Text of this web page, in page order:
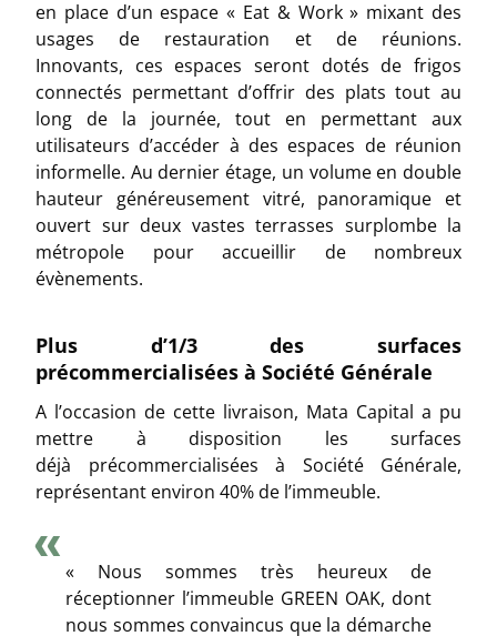
en place d’un espace « Eat & Work » mixant des
usages de restauration et de réunions.
Innovants, ces espaces seront dotés de frigos
connectés permettant d’offrir des plats tout au
long de la journée, tout en permettant aux
utilisateurs d’accéder à des espaces de réunion
informelle. Au dernier étage, un volume en double
hauteur généreusement vitré, panoramique et
ouvert sur deux vastes terrasses surplombe la
métropole pour accueillir de nombreux
évènements.
Plus d’1/3 des surfaces
précommercialisées à Société Générale
A l’occasion de cette livraison, Mata Capital a pu
mettre à disposition les surfaces
déjà précommercialisées à Société Générale,
représentant environ 40% de l’immeuble.
« Nous sommes très heureux de
réceptionner l’immeuble GREEN OAK, dont
nous sommes convaincus que la démarche